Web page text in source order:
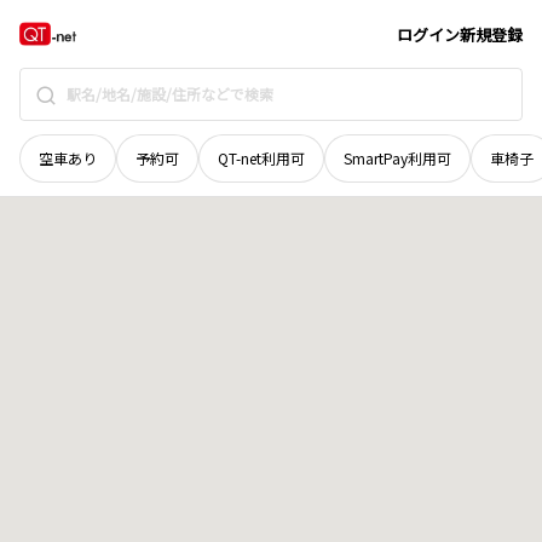
ログイン新規登録
空車あり 予約可 QT-net利用可 SmartPay利用可 車椅子
愛媛県